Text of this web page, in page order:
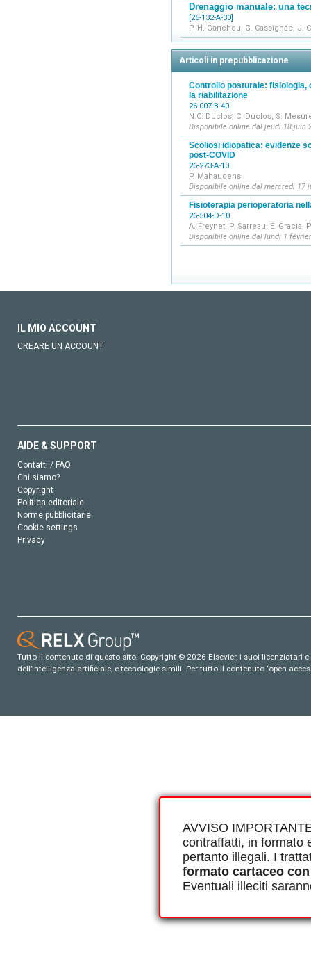
AVVISO
contraffatti, in formato
pertanto illegali. I
formato cartaceo
Eventuali illeciti
Drenaggio manuale: una
[26-132-A-30]
P.-H. Ganchou, G. Cassignac, J.-
Articoli in prepubblicazione
Controllo posturale: fisiologia,
la riabilitazione
26-007-B-40
N.C. Duclos, C. Duclos, S.
Disponibile online dal jeudi 18 juin
Scoliosi idiopatica: evidenze
post-COVID
26-273-A-10
P. Mahaudens
Disponibile online dal mercredi 17
Fisioterapia perioperatoria
26-504-D-10
A. Freynet, P. Sarreau, E. Gracia,
Disponibile online dal lundi 1
IL MIO ACCOUNT
CREARE UN ACCOUNT
AIDE & SUPPORT
Contatti / FAQ
Chi siamo?
Copyright
Politica editoriale
Norme pubblicitarie
Cookie settings
Privacy
Tutto il contenuto di questo sito: Copyright © 2026 Elsevier, i suoi
dell’intelligenza artificiale, e tecnologie simili. Per tutto il contenuto ‘open